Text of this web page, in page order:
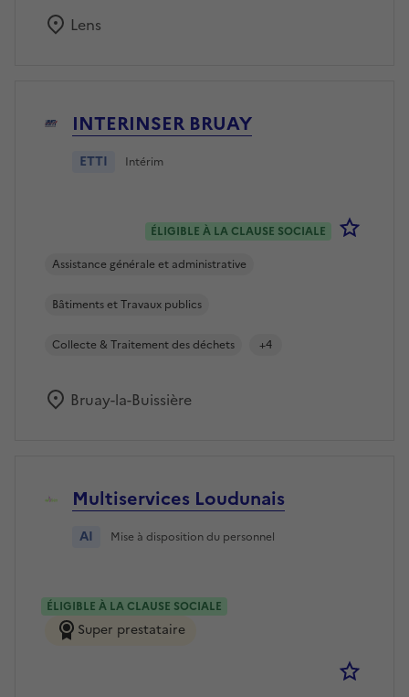
Lens
INTERINSER BRUAY
ETTI Intérim
ÉLIGIBLE À LA CLAUSE SOCIALE
Assistance générale et administrative
Bâtiments et Travaux publics
Collecte & Traitement des déchets +4
Bruay-la-Buissière
Multiservices Loudunais
AI Mise à disposition du personnel
ÉLIGIBLE À LA CLAUSE SOCIALE
Super prestataire